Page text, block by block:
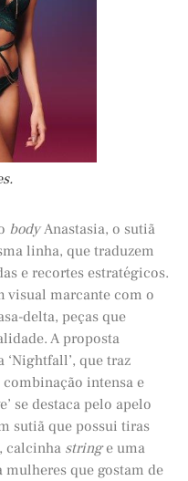
bodyAnastasia, o sutiã
linha, que traduzem
e recortes estratégicos.
visual marcante com o
delta, peças que
A proposta
que traz
intensa e
se destaca pelo apelo
sutiã que possui tiras
calcinha stringe uma
que gostam de